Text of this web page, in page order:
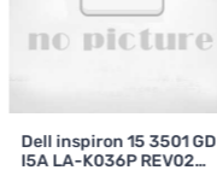
Dell inspiron 15 3501 GD
I5A LA-K036P REV02戴